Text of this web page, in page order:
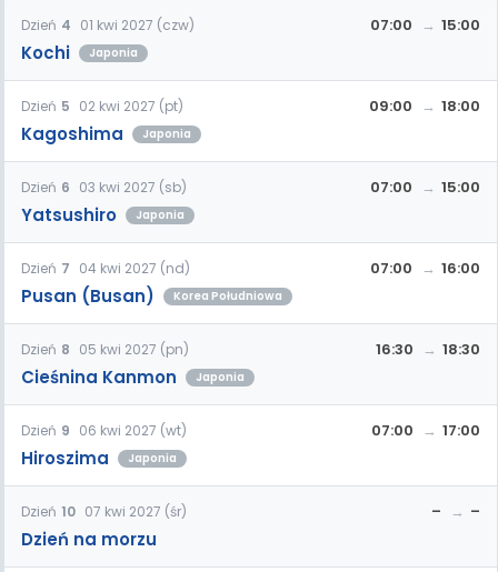
Dzień 4 01 kwi 2027 (czw)
Kochi Japonia
07:00 15:00
Dzień 5 02 kwi 2027 (pt)
Kagoshima Japonia
09:00 18:00
Dzień 6 03 kwi 2027 (sb)
Yatsushiro Japonia
07:00 15:00
Dzień 7 04 kwi 2027 (nd)
Pusan (Busan) Korea Południowa
07:00 16:00
Dzień 8 05 kwi 2027 (pn)
Cieśnina Kanmon Japonia
16:30 18:30
Dzień 9 06 kwi 2027 (wt)
Hiroszima Japonia
07:00 17:00
Dzień 10 07 kwi 2027 (śr)
Dzień na morzu
– –